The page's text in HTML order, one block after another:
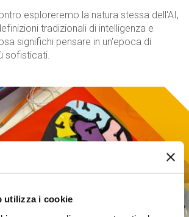
utilizza i cookie
esploreremo la natura stessa dell'AI,
tradizionali di intelligenza e
significhi pensare in un'epoca di
sofisticati.